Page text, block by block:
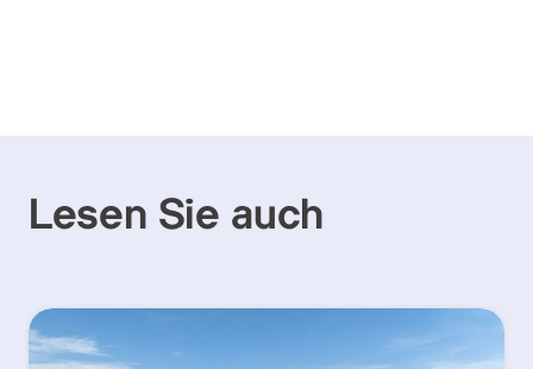
Lesen Sie auch